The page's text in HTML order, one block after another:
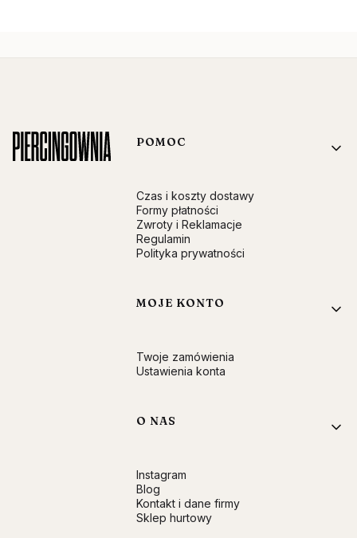
Linki w stopce
POMOC
Czas i koszty dostawy
Formy płatności
Zwroty i Reklamacje
Regulamin
Polityka prywatności
MOJE KONTO
Twoje zamówienia
Ustawienia konta
O NAS
Instagram
Blog
Kontakt i dane firmy
Sklep hurtowy